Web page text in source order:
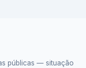
públicas — situação